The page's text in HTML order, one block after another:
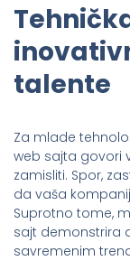
talente
Za mlade
web sajta govori
zamisliti. Spor,
da vaša
Suprotno tome,
sajt demonstrira
savremenim